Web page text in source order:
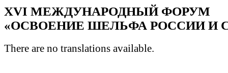
XVI МЕЖДУНАРОДНЫЙ ФОРУМ
«ОСВОЕНИЕ ШЕЛЬФА РОССИИ И
There are no translations available.